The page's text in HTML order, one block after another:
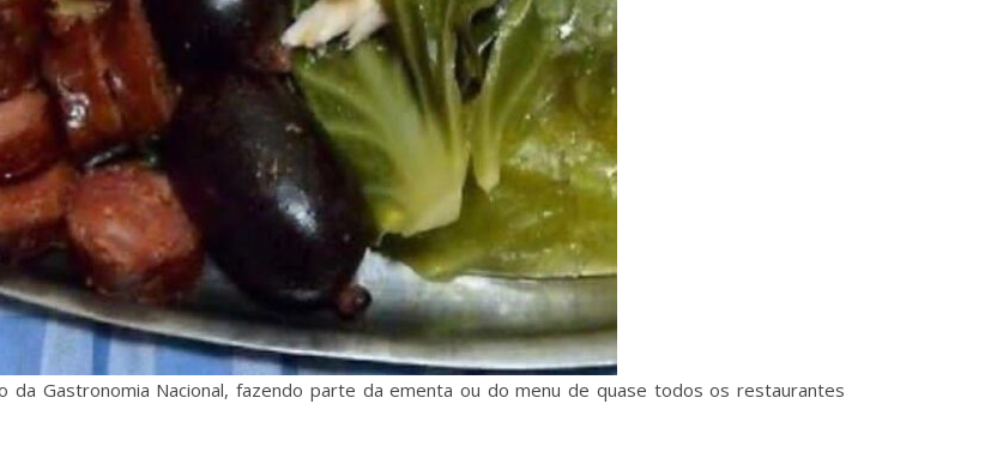
da Gastronomia Nacional, fazendo parte da ementa ou do menu de quase todos os restaurantes